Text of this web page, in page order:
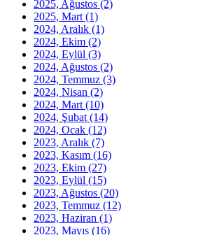
2025, Ağustos (2)
2025, Mart (1)
2024, Aralık (1)
2024, Ekim (2)
2024, Eylül (3)
2024, Ağustos (2)
2024, Temmuz (3)
2024, Nisan (2)
2024, Mart (10)
2024, Şubat (14)
2024, Ocak (12)
2023, Aralık (7)
2023, Kasım (16)
2023, Ekim (27)
2023, Eylül (15)
2023, Ağustos (20)
2023, Temmuz (12)
2023, Haziran (1)
2023, Mayıs (16)